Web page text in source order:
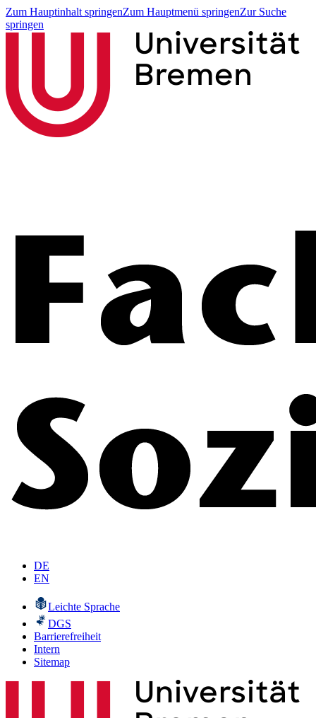
Zum Hauptinhalt springenZum Hauptmenü springenZur Suche
springen
DE
EN
Leichte Sprache
DGS
Barrierefreiheit
Intern
Sitemap